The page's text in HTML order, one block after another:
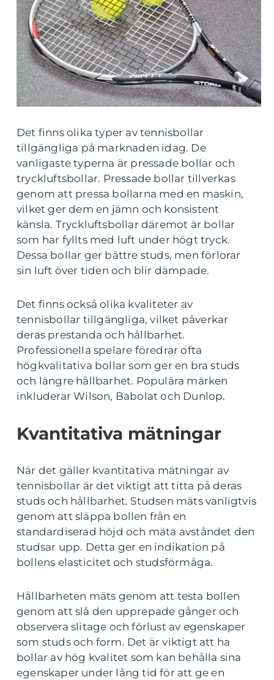
Det finns olika typer av tennisbollar
tillgängliga på marknaden idag. De
vanligaste typerna är pressade bollar och
tryckluftsbollar. Pressade bollar tillverkas
genom att pressa bollarna med en maskin,
vilket ger dem en jämn och konsistent
känsla. Tryckluftsbollar däremot är bollar
som har fyllts med luft under högt tryck.
Dessa bollar ger bättre studs, men förlorar
sin luft över tiden och blir dämpade.
Det finns också olika kvaliteter av
tennisbollar tillgängliga, vilket påverkar
deras prestanda och hållbarhet.
Professionella spelare föredrar ofta
högkvalitativa bollar som ger en bra studs
och längre hållbarhet. Populära märken
inkluderar Wilson, Babolat och Dunlop.
Kvantitativa mätningar
När det gäller kvantitativa mätningar av
tennisbollar är det viktigt att titta på deras
studs och hållbarhet. Studsen mäts vanligtvis
genom att släppa bollen från en
standardiserad höjd och mäta avståndet den
studsar upp. Detta ger en indikation på
bollens elasticitet och studsförmåga.
Hållbarheten mäts genom att testa bollen
genom att slå den upprepade gånger och
observera slitage och förlust av egenskaper
som studs och form. Det är viktigt att ha
bollar av hög kvalitet som kan behålla sina
egenskaper under lång tid för att ge en